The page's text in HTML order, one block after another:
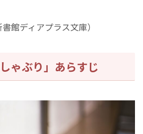
書館ディアプラス文庫）
ゃぶり」あらすじ